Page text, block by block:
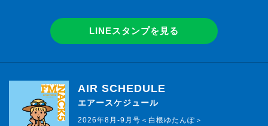
LINEスタンプを見る
AIR SCHEDULE
エアースケジュール
2026年8月-9月号＜白根ゆたんぽ＞